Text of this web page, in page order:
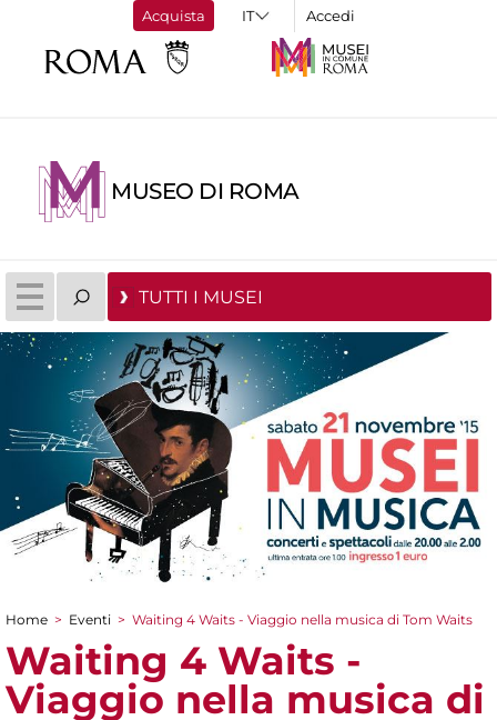
Acquista Accedi
MUSEO DI ROMA
TUTTI I MUSEI
Tu sei qui
Home > Eventi > Waiting 4 Waits - Viaggio nella musica di Tom Waits
Waiting 4 Waits -
Viaggio nella musica di